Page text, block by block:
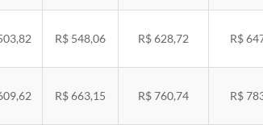
R$ 548,06 R$ 628,72 R$
R$ 663,15 R$ 760,74 R$